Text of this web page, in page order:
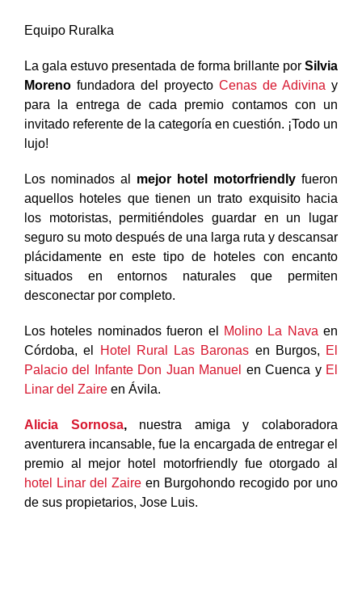
Equipo Ruralka
La gala estuvo presentada de forma brillante por Silvia
Moreno fundadora del proyecto Cenas de Adivina y
para la entrega de cada premio contamos con un
invitado referente de la categoría en cuestión. ¡Todo un
lujo!
Los nominados al mejor hotel motorfriendly fueron
aquellos hoteles que tienen un trato exquisito hacia
los motoristas, permitiéndoles guardar en un lugar
seguro su moto después de una larga ruta y descansar
plácidamente en este tipo de hoteles con encanto
situados en entornos naturales que permiten
desconectar por completo.
Los hoteles nominados fueron el Molino La Nava en
Córdoba, el
Hotel Rural Las Baronas en Burgos, El
Palacio del Infante Don Juan Manuel en Cuenca y El
Linar del Zaire en Ávila.
Alicia Sornosa,nuestra amiga y colaboradora
aventurera incansable, fue la encargada de entregar el
premio al mejor hotel motorfriendly fue otorgado al
hotel Linar del Zaire en Burgohondo recogido por uno
de sus propietarios, Jose Luis.